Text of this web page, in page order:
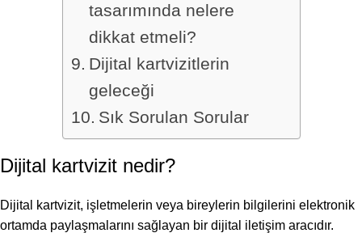
tasarımında nelere
dikkat etmeli?
Dijital kartvizitlerin
geleceği
Sık Sorulan Sorular
Dijital kartvizit nedir?
Dijital kartvizit, işletmelerin veya bireylerin bilgilerini elektronik
ortamda paylaşmalarını sağlayan bir dijital iletişim aracıdır.